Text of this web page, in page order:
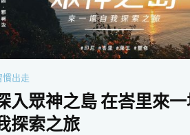
慣出走
入眾神之島 在峇里來
探索之旅